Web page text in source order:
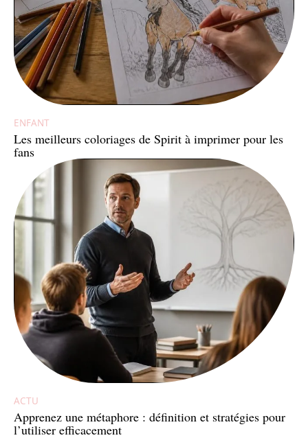
ENFANT
Les meilleurs coloriages de Spirit à imprimer pour les
fans
ACTU
Apprenez une métaphore : définition et stratégies pour
l’utiliser efficacement